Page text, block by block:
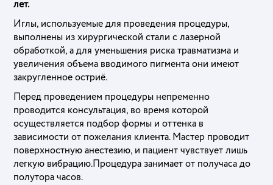
лет.
Иглы, используемые для проведения процедуры,
выполнены из хирургической стали с лазерной
обработкой, а для уменьшения риска травматизма и
увеличения объема вводимого пигмента они имеют
закругленное остриё.
Перед проведением процедуры непременно
проводится консультация, во время которой
осуществляется подбор формы и оттенка в
зависимости от пожелания клиента. Мастер проводит
поверхностную анестезию, и пациент чувствует лишь
легкую вибрацию.Процедура занимает от получаса до
полутора часов.